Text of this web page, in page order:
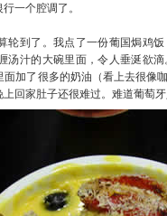
一个腔调了。
到了。我点了一份葡国焗鸡饭
汤汁的大碗里面，令人垂涎欲
加了很多的奶油（看上去很像
回家肚子还很难过。难道葡萄